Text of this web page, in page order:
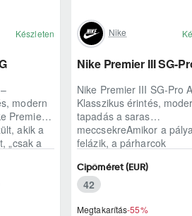
Készleten
modern
Premier
akik a
„csak a
Nike
Nike Premier III SG-
Nike Premier III SG-Pro
Klasszikus érintés,
tapadás a saras
meccsekreAmikor a pálya
felázik, a párharcok
lépésnél s..
Megtakarítás-55%
Cipőméret (EUR)
42